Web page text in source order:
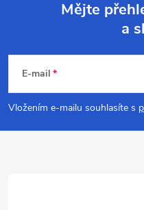
y
v
ý
p
a
Mějte
a
E-mail
Vložením e-mailu souhlasíte s